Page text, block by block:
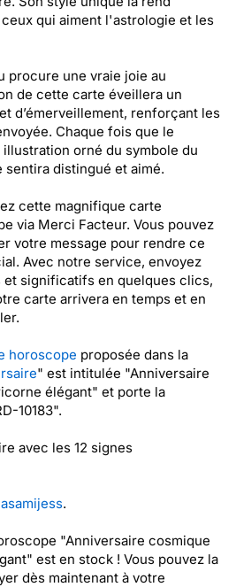
qui aiment l'astrologie et les
procure une vraie joie au
de cette carte éveillera un
d’émerveillement, renforçant les
Chaque fois que le
orné du symbole du
distingué et aimé.
cette magnifique carte
via Merci Facteur. Vous pouvez
votre message pour rendre ce
Avec notre service, envoyez
significatifs en quelques clics,
carte arrivera en temps et en
horoscope proposée dans la
" est intitulée "Anniversaire
élégant" et porte la
10183".
avec les 12 signes
asamijess.
"Anniversaire cosmique
est en stock ! Vous pouvez la
dès maintenant à votre